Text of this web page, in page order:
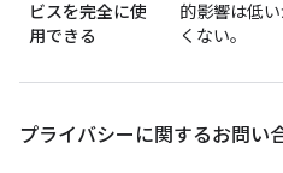
ビスを完全に使
用できる
的影響は低
くない。
プライバシーに関するお問い